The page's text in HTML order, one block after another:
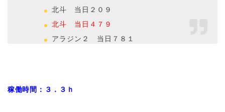
北斗 当日２０９
北斗 当日４７９
アラジン２ 当日７８１
稼働時間：３．３ｈ